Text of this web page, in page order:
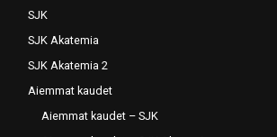
SJK
SJK Akatemia
SJK Akatemia 2
Aiemmat kaudet
Aiemmat kaudet – SJK